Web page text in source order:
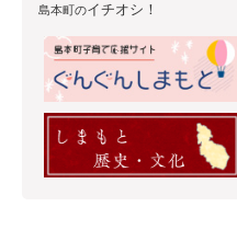
島本町のイチオシ！